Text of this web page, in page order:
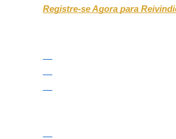
Registre-se Agora para